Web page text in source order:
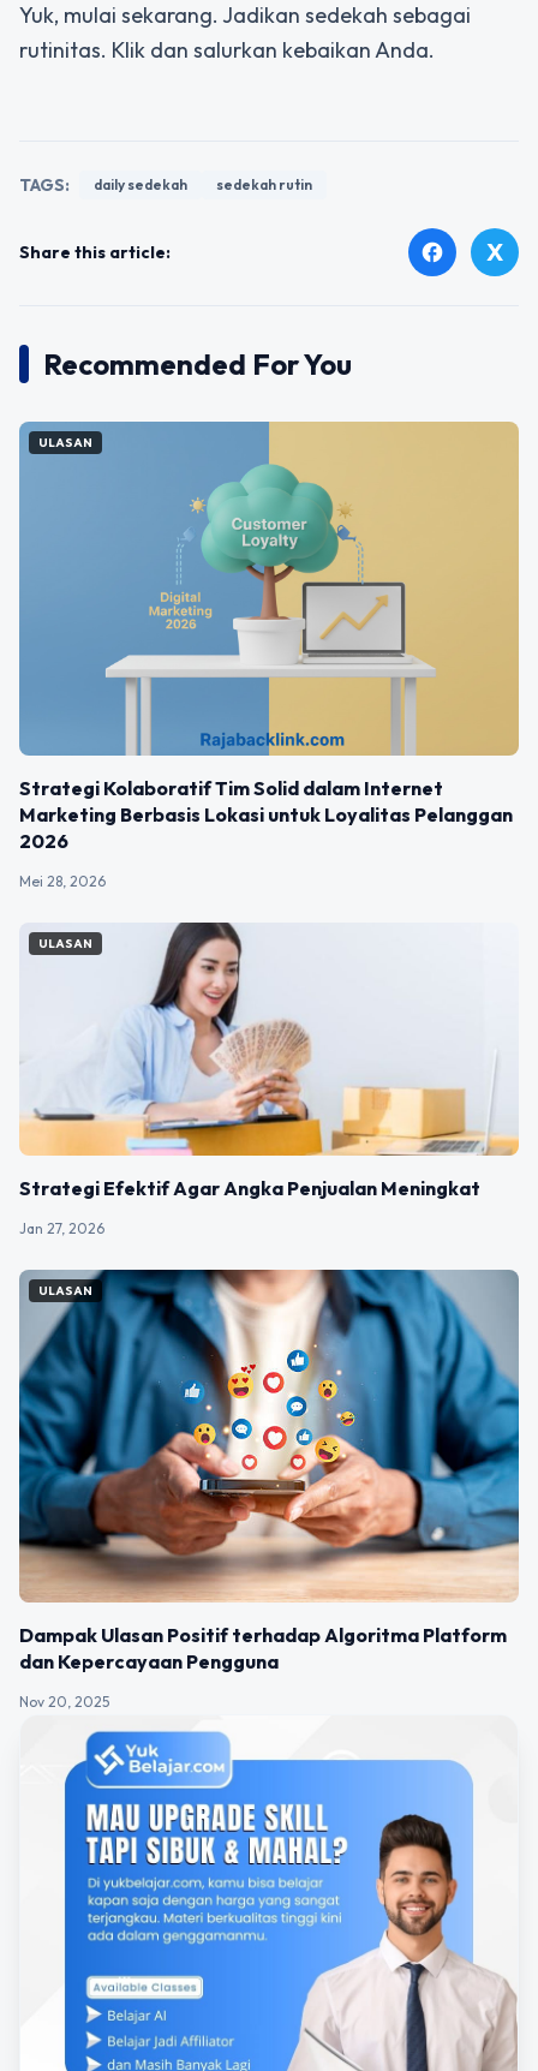
Yuk, mulai sekarang. Jadikan sedekah sebagai
rutinitas. Klik dan salurkan kebaikan Anda.
TAGS: daily sedekah sedekah rutin
Share this article: facebook X
Recommended For You
ULASAN
Strategi Kolaboratif Tim Solid dalam Internet
Marketing Berbasis Lokasi untuk Loyalitas Pelanggan
2026
Mei 28, 2026
ULASAN
Strategi Efektif Agar Angka Penjualan Meningkat
Jan 27, 2026
ULASAN
Dampak Ulasan Positif terhadap Algoritma Platform
dan Kepercayaan Pengguna
Nov 20, 2025